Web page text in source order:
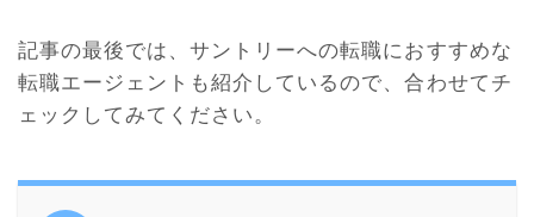
記事の最後では、サントリーへの転職におすすめな
転職エージェントも紹介しているので、合わせてチ
ェックしてみてください。